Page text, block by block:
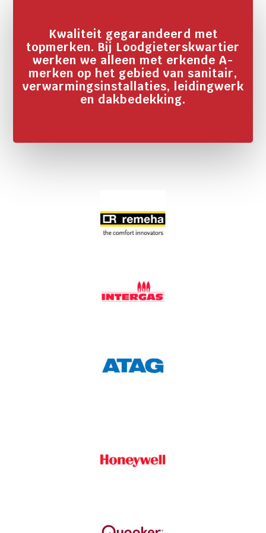
Kwaliteit gegarandeerd met
topmerken. Bij Loodgieterskwartier
werken we alleen met erkende A-
merken op het gebied van sanitair,
verwarmingsinstallaties, leidingwerk
en dakbedekking.